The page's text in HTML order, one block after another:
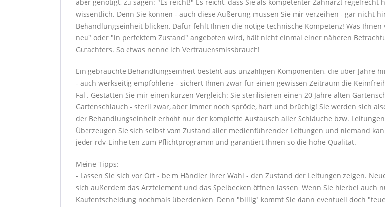
aber genötigt, zu sagen: "Es reicht!" Es reicht, dass Sie als kompetenter Zahnarzt
wissentlich. Denn Sie können - auch diese Äußerung müssen Sie mir verzeihen - gar nicht
Behandlungseinheit blicken. Dafür fehlt Ihnen die nötige technische Kompetenz! Was
neu" oder "in perfektem Zustand" angeboten wird, hält nicht einmal einer näheren
Gutachters. So etwas nenne ich Vertrauensmissbrauch!
Ein gebrauchte Behandlungseinheit besteht aus unzähligen Komponenten, die über Jahre
- auch werkseitig empfohlene - sichert Ihnen zwar für einen gewissen Zeitraum die
Fall. Gestatten Sie mir einen kurzen Vergleich: Sie sterilisieren einen 20 Jahre alten
Gartenschlauch - steril zwar, aber immer noch spröde, hart und brüchig! Sie werden sich
der Behandlungseinheit erhöht nur der komplette Austausch aller Schläuche bzw.
Überzeugen Sie sich selbst vom Zustand aller medienführender Leitungen und niemand
jeder rdv-Einheiten zum Pflichtprogramm und garantiert Ihnen so die hohe Qualität.
Meine Tipps:
- Lassen Sie sich vor Ort - beim Händler Ihrer Wahl - den Zustand der Leitungen zeigen.
sich außerdem das Arztelement und das Speibecken öffnen lassen. Wenn Sie hierbei auch
Kaufentscheidung nochmals überdenken. Denn "billig" kommt Sie dann eventuell doch